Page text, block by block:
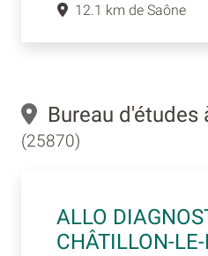
12.1 km de Saône
Bureau d'études
(25870)
ALLO
CHÂTILLON-